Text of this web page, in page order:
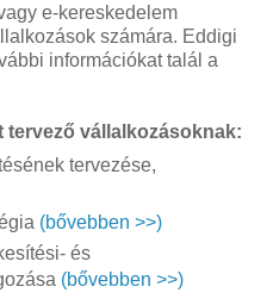
e-kereskedelem
számára. Eddigi
információkat talál a
tervező vállalkozásoknak:
tervezése,
(bővebben >>)
és
(bővebben >>)